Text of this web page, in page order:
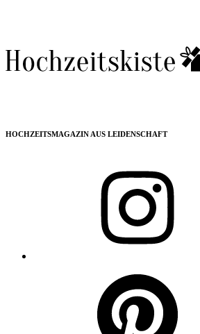
HOCHZEITSMAGAZIN AUS LEIDENSCHAFT